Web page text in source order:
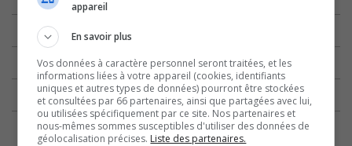
appareil
En savoir plus
Vos données à caractère personnel seront traitées, et les
informations liées à votre appareil (cookies, identifiants
uniques et autres types de données) pourront être stockées
et consultées par 66 partenaires, ainsi que partagées avec lui,
ou utilisées spécifiquement par ce site. Nos partenaires et
nous-mêmes sommes susceptibles d'utiliser des données de
géolocalisation précises. Liste des partenaires.